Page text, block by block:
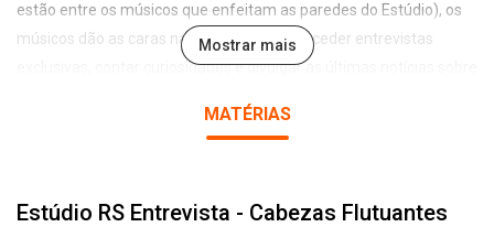
estão entre os músicos que enfeitam as paredes do Estúdio), os
músicos dão as caras na redação para conceder entrevistas
exclusivas, contar curiosidades e divulgar as últimas notícias sobre
QG estão Lenine, Fresno, Scalene, Dônica, Emicida, Mac DeMarco,
Mostrar mais
MATÉRIAS
Estúdio RS Entrevista - Cabezas Flutuantes